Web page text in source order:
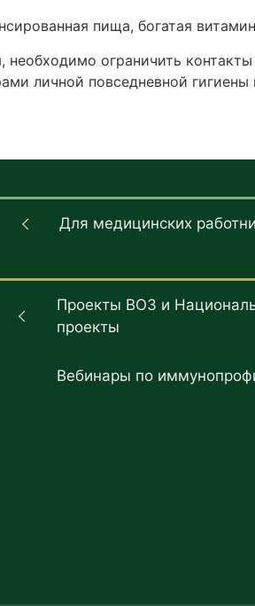
пища, богатая
ограничить
личной повседневной гигиены
Для медицинских
Проекты ВОЗ и
проекты
Вебинары по